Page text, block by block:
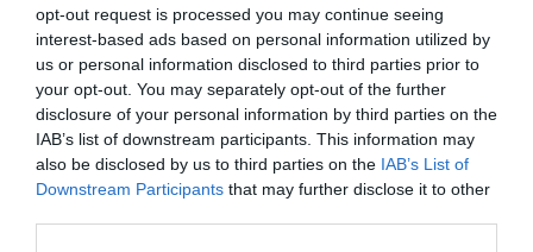
opt-out request is processed you may continue seeing
interest-based ads based on personal information utilized by
us or personal information disclosed to third parties prior to
your opt-out. You may separately opt-out of the further
disclosure of your personal information by third parties on the
IAB’s list of downstream participants. This information may
also be disclosed by us to third parties on the IAB’s List of
Downstream Participants that may further disclose it to other
Érdekesség, hogy az Egyesült Államokban jelenleg
tilos a szuperszonikus repülőgépek használata
lakott területek fölött, de a tervek szerint erre is lesz
új szabályozás.